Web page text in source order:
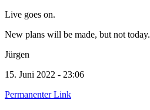
Live goes on.
New plans will be made, but not today.
Jürgen
15. Juni 2022 - 23:06
Permanenter Link